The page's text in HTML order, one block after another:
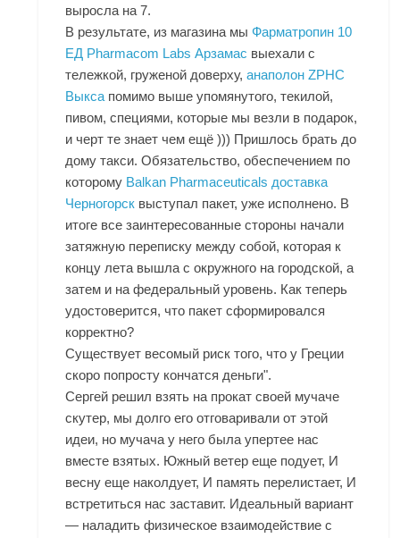
выросла на 7.
В результате, из магазина мыФарматропин 10
ЕД Pharmacom Labs Арзамас выехали с
тележкой, груженой доверху,анаполон ZPHC
Выкса помимо выше упомянутого, текилой,
пивом, специями, которые мы везли в подарок,
и черт те знает чем ещё ))) Пришлось брать до
дому такси. Обязательство, обеспечением по
которому Balkan Pharmaceuticals доставка
Черногорск выступал пакет, уже исполнено. В
итоге все заинтересованные стороны начали
затяжную переписку между собой, которая к
концу лета вышла с окружного на городской, а
затем и на федеральный уровень. Как теперь
удостоверится, что пакет сформировался
корректно?
Существует весомый риск того, что у Греции
скоро попросту кончатся деньги".
Сергей решил взять на прокат своей мучаче
скутер, мы долго его отговаривали от этой
идеи, но мучача у него была упертее нас
вместе взятых. Южный ветер еще подует, И
весну еще наколдует, И память перелистает, И
встретиться нас заставит. Идеальный вариант
— наладить физическое взаимодействие с